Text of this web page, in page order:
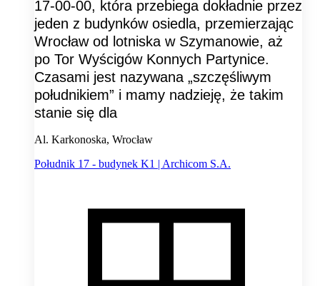
17-00-00, która przebiega dokładnie przez
jeden z budynków osiedla, przemierzając
Wrocław od lotniska w Szymanowie, aż
po Tor Wyścigów Konnych Partynice.
Czasami jest nazywana „szczęśliwym
południkiem” i mamy nadzieję, że takim
stanie się dla
Al. Karkonoska, Wrocław
Południk 17 - budynek K1 | Archicom S.A.